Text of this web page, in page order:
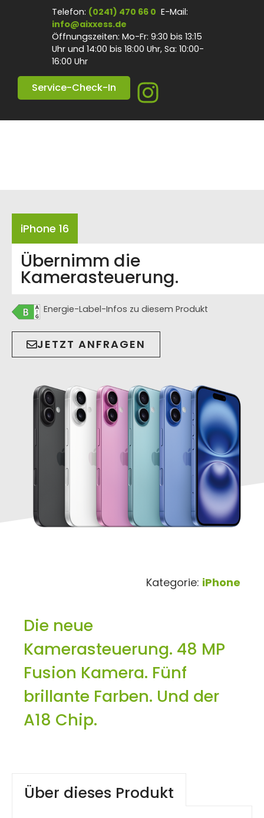
Telefon: (0241) 470 66 0 E-Mail:
info@aixxess.de
Öffnungszeiten: Mo-Fr: 9:30 bis 13:15
Uhr und 14:00 bis 18:00 Uhr, Sa: 10:00-
16:00 Uhr
Service-Check-In
iPhone 16
Übernimm die
Kamerasteuerung.
Energie-Label-Infos zu diesem Produkt
JETZT ANFRAGEN
Kategorie: iPhone
Die neue
Kamerasteuerung. 48 MP
Fusion Kamera. Fünf
brillante Farben. Und der
A18 Chip.
Über dieses Produkt